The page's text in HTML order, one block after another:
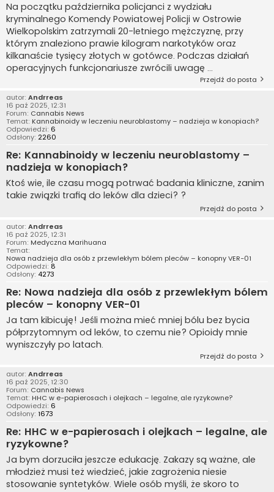
Na początku października policjanci z wydziału
kryminalnego Komendy Powiatowej Policji w Ostrowie
Wielkopolskim zatrzymali 20-letniego mężczyznę, przy
którym znaleziono prawie kilogram narkotyków oraz
kilkanaście tysięcy złotych w gotówce. Podczas działań
operacyjnych funkcjonariusze zwrócili uwagę ...
Przejdź do posta
autor: Andrreas
16 paź 2025, 12:31
Forum: Cannabis News
Temat: Kannabinoidy w leczeniu neuroblastomy – nadzieja w konopiach?
Odpowiedzi: 6
Odsłony: 2260
Re: Kannabinoidy w leczeniu neuroblastomy –
nadzieja w konopiach?
Ktoś wie, ile czasu mogą potrwać badania kliniczne, zanim
takie związki trafią do leków dla dzieci? ?
Przejdź do posta
autor: Andrreas
16 paź 2025, 12:31
Forum: Medyczna Marihuana
Temat:
Nowa nadzieja dla osób z przewlekłym bólem pleców – konopny VER-01
Odpowiedzi: 8
Odsłony: 4273
Re: Nowa nadzieja dla osób z przewlekłym bólem
pleców – konopny VER-01
Ja tam kibicuję! Jeśli można mieć mniej bólu bez bycia
półprzytomnym od leków, to czemu nie? Opioidy mnie
wyniszczyły po latach.
Przejdź do posta
autor: Andrreas
16 paź 2025, 12:30
Forum: Cannabis News
Temat: HHC w e-papierosach i olejkach – legalne, ale ryzykowne?
Odpowiedzi: 6
Odsłony: 1673
Re: HHC w e-papierosach i olejkach – legalne, ale
ryzykowne?
Ja bym dorzuciła jeszcze edukację. Zakazy są ważne, ale
młodzież musi też wiedzieć, jakie zagrożenia niesie
stosowanie syntetyków. Wiele osób myśli, że skoro to